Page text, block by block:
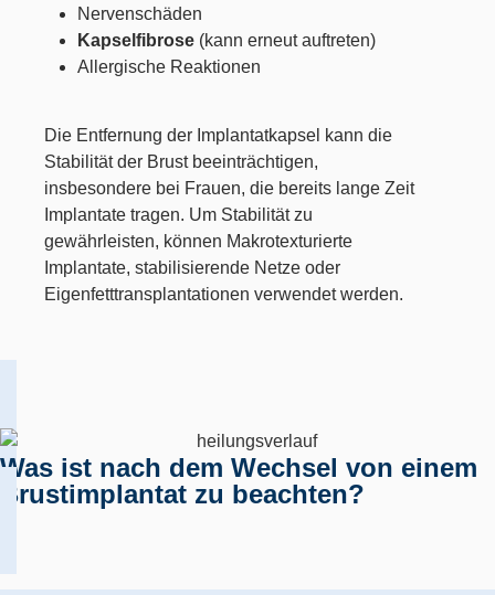
Nervenschäden
Kapselfibrose (kann erneut auftreten)
Allergische Reaktionen
Die Entfernung der Implantatkapsel kann die
Stabilität der Brust beeinträchtigen,
insbesondere bei Frauen, die bereits lange Zeit
Implantate tragen. Um Stabilität zu
gewährleisten, können Makrotexturierte
Implantate, stabilisierende Netze oder
Eigenfetttransplantationen verwendet werden.
Was ist nach dem Wechsel von einem
Brustimplantat zu beachten?